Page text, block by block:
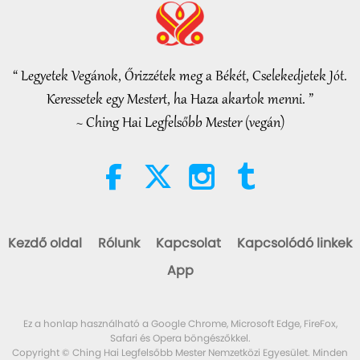
4:58
VEG TREND NEWS FROM AROUND
Part 2 of 2
Negative Power When We Are
from It Is Far More Powerful than
Any Negative Entity
Figyelemreméltó hírek 2026-08-07
“ Legyetek Vegánok, Őrizzétek meg a Békét, Cselekedjetek Jót.
Keressetek egy Mestert, ha Haza akartok menni. ”
~ Ching Hai Legfelsőbb Mester (vegán)
Kezdő oldal Rólunk Kapcsolat
Kapcsolódó linkek
App
Ez a honlap használható a Google Chrome, Microsoft Edge, FireFox,
Safari és Opera böngészőkkel.
Copyright © Ching Hai Legfelsőbb Mester Nemzetközi Egyesület. Minden